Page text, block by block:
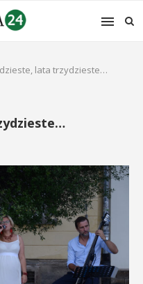
lata trzydzieste…